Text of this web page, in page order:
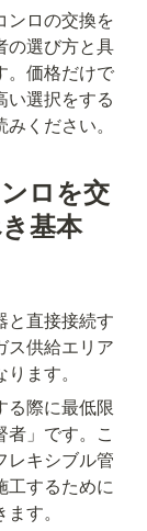
ンロの交換を
の選び方と具
。価格だけで
い選択をする
ください。
ロを交
基本
と直接接続す
ス供給エリア
ます。
る際に最低限
」です。こ
レキシブル管
工するために
す。